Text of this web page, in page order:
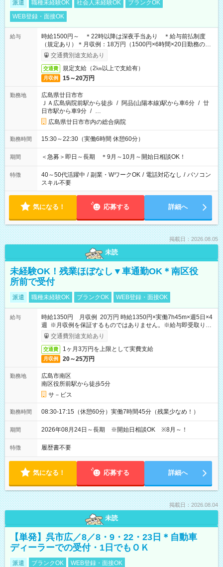
派遣 職種未経験OK 社会人未経験OK
ブランクOK
WEB登録・面接OK
給与
時給1500円～ ＊22時以降は深夜手当あり ＊給与前払制度
（規定あり）＊月収例：18万円（1500円×6時間×20日勤務の場
合）交通費別途支給あり
交通費 規定支給（2㎞以上で支給有）
月収例 15～20万円
勤務地
広島県廿日市市
ＪＡ広島病院前駅から徒歩 / 阿品(山陽本線)駅から車6分 / 廿
日市駅から車9分 / …
広島県廿日市市内の総合病院
勤務時間 15:30～22:30（実働6時間 休憩60分）
期間 ＜急募＞即日～長期 ＊9月～10月～開始日相談OK！
特徴 40～50代活躍中 / 副業・WワークOK / 電話対応なし / パソコン
スキル不要
気になる！ 応募する 詳細へ
掲載日：2026.08.05
未読
未経験OK！残業ほぼなし▼車通勤OK＊南区役
所前で受付
派遣 職種未経験OK ブランクOK WEB登録・面接OK
給与
時給1350円 月収例 20万円 時給1350円×実働7h45m×週5日×4
週 ※月収例を保証するものではありません。※給与即受取りサ
ービス利用可（利用条件有）
交通費別途支給あり
交通費 1ヶ月3万円を上限として実費支給
月収例 20～25万円
勤務地
広島市南区
南区役所前駅から徒歩5分
サ－ビス
勤務時間 08:30-17:15（休憩60分）実働7時間45分（残業少なめ！）
期間 2026年08月24日～長期 ※開始日相談OK ※8月～！
特徴 履歴書不要
気になる！ 応募する 詳細へ
掲載日：2026.08.04
未読
【単発】呉市広／8／8・9・22・23日＊自動車
ディーラーでの受付・1日でもＯＫ
派遣 ブランクOK WEB登録・面接OK